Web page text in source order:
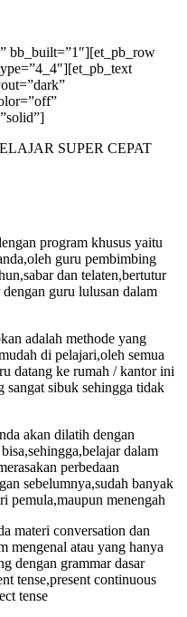
bb_built=”1″][et_pb_row
SUPER CEPAT
program khusus yaitu
guru pembimbing
dan telaten,bertutur
guru lulusan dalam
adalah methode yang
di pelajari,oleh semua
datang ke rumah / kantor ini
sangat sibuk sehingga tidak
akan dilatih dengan
dalam
perbedaan
sebelumnya,sudah banyak
pemula,maupun menengah
materi conversation dan
mengenal atau yang hanya
dengan grammar dasar
tense,present continuous
tense